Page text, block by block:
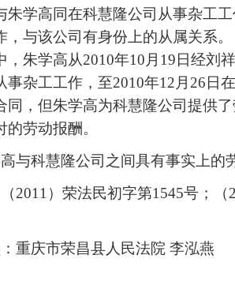
朱学高同在科慧隆公司从事杂工
，与该公司有身份上的从属关系
，朱学高从2010年10月19日经刘
事杂工工作，至2010年12月26日
同，但朱学高为科慧隆公司提供
劳动报酬。
与科慧隆公司之间具有事实上的
2011）荣法民初字第1545号；
重庆市荣昌县人民法院 李泓燕